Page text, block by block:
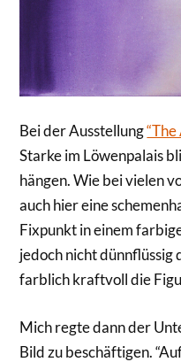
Bei der Ausstellung
Starke im Löwenpalais
hängen. Wie bei vielen
auch hier eine
Fixpunkt in einem
jedoch nicht
farblich kraftvoll die
Mich regte dann der
Bild zu beschäftigen.